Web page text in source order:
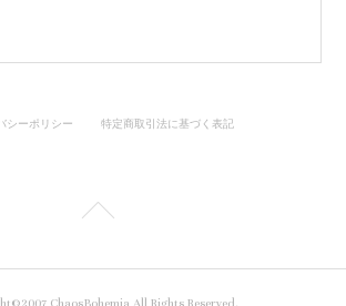
シーポリシー 特定商取引法に基づく表記